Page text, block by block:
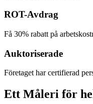
ROT-Avdrag
Få 30% rabatt på
Auktoriserade
Företaget har certifierad
Ett Måleri för